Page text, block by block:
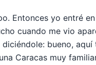
Entonces yo entré
cuando me vio
bueno,
Caracas muy